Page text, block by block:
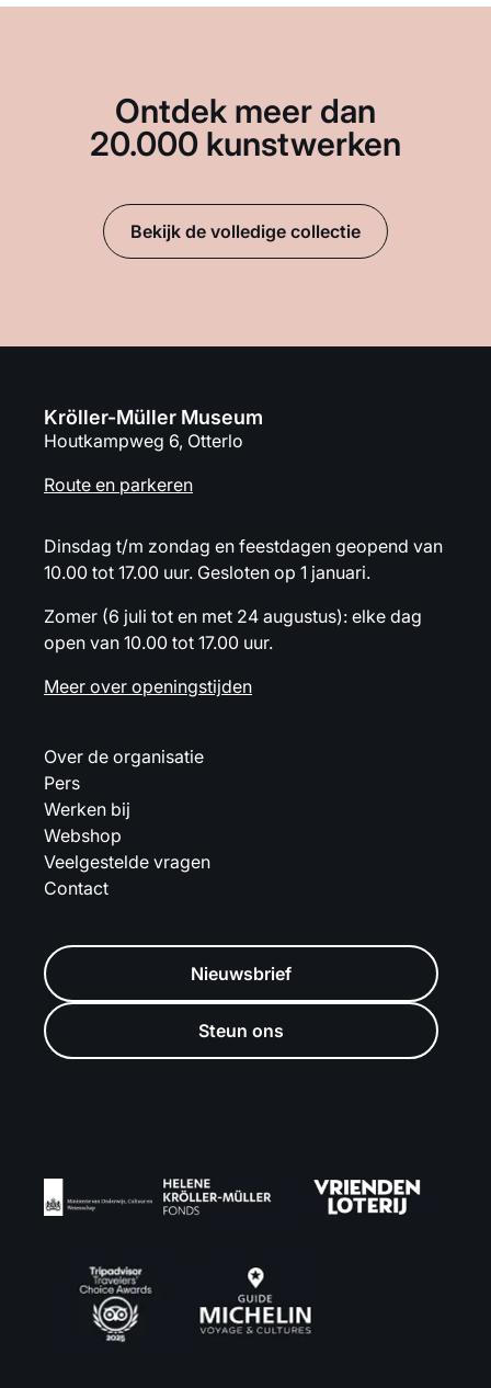
Ontdek meer dan
20.000 kunstwerken
Bekijk de volledige collectie
Kröller-Müller Museum
Houtkampweg 6, Otterlo
Route en parkeren
Dinsdag t/m zondag en feestdagen geopend van
10.00 tot 17.00 uur. Gesloten op 1 januari.
Zomer (6 juli tot en met 24 augustus): elke dag
open van 10.00 tot 17.00 uur.
Meer over openingstijden
Over de organisatie
Pers
Werken bij
Webshop
Veelgestelde vragen
Contact
Nieuwsbrief
Steun ons